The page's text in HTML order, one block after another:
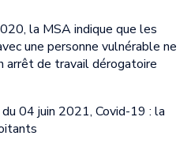
la MSA indique que les
une personne vulnérable ne
arrêt de travail dérogatoire
04 juin 2021, Covid-19 : la